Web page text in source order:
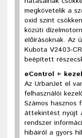
megkövetelik a
oxid szint
közúti
előírásoknak. Az
Kubota V2403-
beépített
eControl +
Az UrbanJet el
felhasználói
Számos hasznos
áttekintést nyújt
rendszer
hibáiról a gyors